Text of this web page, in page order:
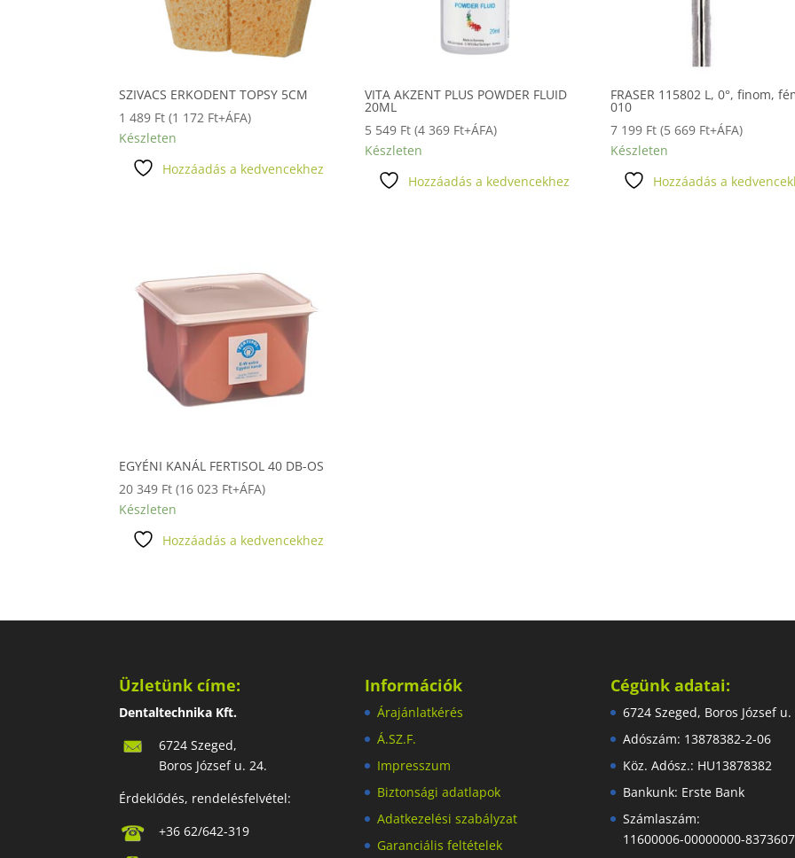
SZIVACS ERKODENT TOPSY 5CM
1 489 Ft (1 172 Ft+ÁFA)
Készleten
Hozzáadás a kedvencekhez
VITA AKZENT PLUS POWDER FLUID
20ML
5 549 Ft (4 369 Ft+ÁFA)
Készleten
Hozzáadás a kedvencekhez
FRASER 115802 L, 0°, finom,
010
7 199 Ft (5 669 Ft+ÁFA)
Készleten
Hozzáadás a
EGYÉNI KANÁL FERTISOL 40 DB-OS
20 349 Ft (16 023 Ft+ÁFA)
Készleten
Hozzáadás a kedvencekhez
Üzletünk címe:
Dentaltechnika Kft.
6724 Szeged,
Boros József u. 24.
Érdeklődés, rendelésfelvétel:
+36 62/642-319
Információk
Árajánlatkérés
Á.SZ.F.
Impresszum
Biztonsági adatlapok
Adatkezelési szabályzat
Garanciális feltételek
Cégünk adatai:
6724 Szeged, Boros József u.
Adószám: 13878382-2-06
Köz. Adósz.: HU13878382
Bankunk: Erste Bank
Számlaszám:
11600006-00000000-